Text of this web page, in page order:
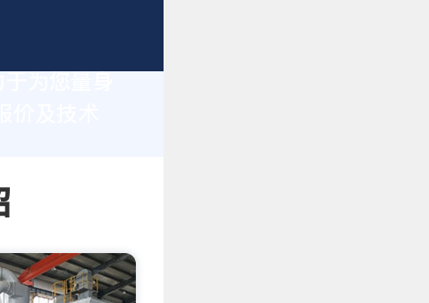
及技术